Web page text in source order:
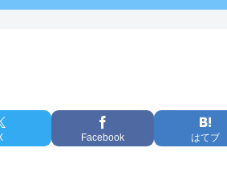
Facebook はてブ